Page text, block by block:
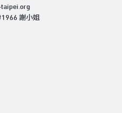
謝小姐